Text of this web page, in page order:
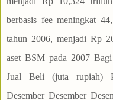
berbasis fee meningkat
tahun 2006, menjadi Rp
aset BSM pada 2007
Jual Beli (juta rupiah)
Desember Desember